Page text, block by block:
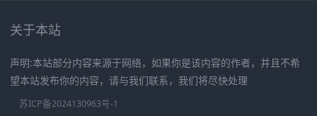
关于本站
声明:本站部分内容来源于网络，如果你是该内容的作者，并且不希
望本站发布你的内容，请与我们联系，我们将尽快处理
苏ICP备2024130963号-1